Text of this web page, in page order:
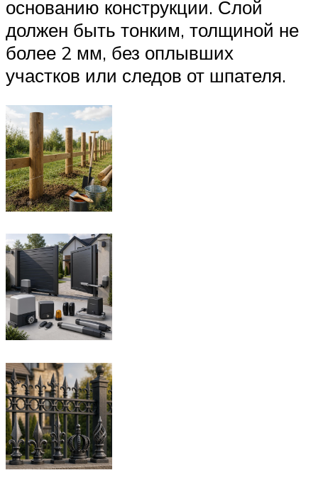
основанию конструкции. Слой
должен быть тонким, толщиной не
более 2 мм, без оплывших
участков или следов от шпателя.